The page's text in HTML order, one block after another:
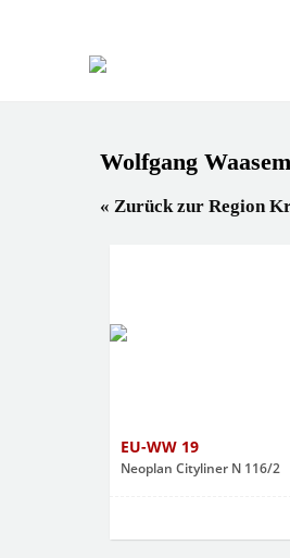
Wolfgang Waasem
« Zurück zur Region
EU-WW 19
Neoplan Cityliner N 116/2